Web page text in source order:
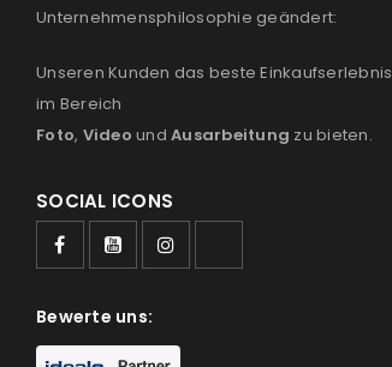
Unternehmensphilosophie geändert:
Unseren Kunden das beste Einkaufserlebnis
im Bereich
Foto, Video und Ausarbeitung zu bieten.
SOCIAL ICONS
Bewerte uns: